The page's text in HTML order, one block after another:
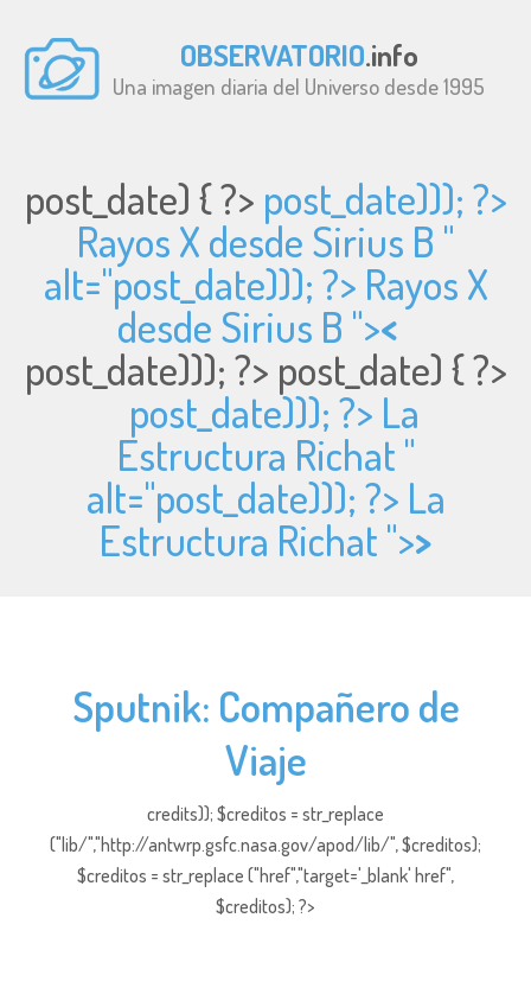
OBSERVATORIO.info
Una imagen diaria del Universo desde 1995
post_date) { ?> post_date))); ?>
Rayos X desde Sirius B "
alt="post_date))); ?> Rayos X
desde Sirius B "><
post_date))); ?> post_date) { ?>
post_date))); ?> La
Estructura Richat "
alt="post_date))); ?> La
Estructura Richat ">>
Sputnik: Compañero de
Viaje
credits)); $creditos = str_replace
("lib/","http://antwrp.gsfc.nasa.gov/apod/lib/", $creditos);
$creditos = str_replace ("href","target='_blank' href",
$creditos); ?>